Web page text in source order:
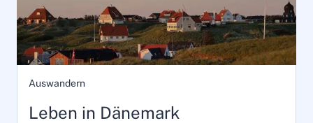
Auswandern
Leben in Dänemark